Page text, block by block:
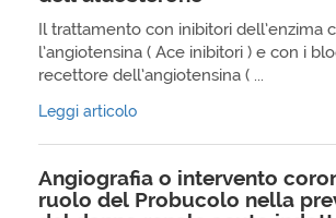
Il trattamento con inibitori dell’enzima
l’angiotensina ( Ace inibitori ) e con i
recettore dell’angiotensina ( ...
Leggi articolo
Angiografia o intervento
ruolo del Probucolo nella